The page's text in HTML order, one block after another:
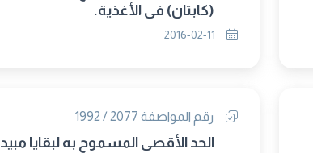
(كابتان) فى الأغذية.
رقم المواصفة 2077 / 1992
الحد الأقصى المسموح به لبقايا مبيد